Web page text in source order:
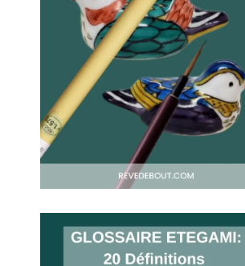
mais je ne mesurais pas à quel
chaque détail (papier, pinceau,
compte dans la pratique. Ça
vraiment envie d’essayer.
SYLVIE
Merci Édouard. Cette
énormément, autant dans la